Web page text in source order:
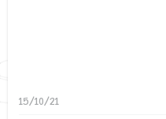
15/10/21